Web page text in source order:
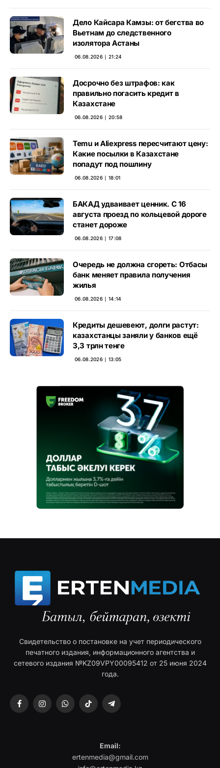
Дело Кайсара Камзы: от бегства во
Вьетнам до следственного
изолятора Астаны
06.08.2026 ∣ 21:24
Досрочно без штрафов: как
правильно погасить кредит в
Казахстане
06.08.2026 ∣ 20:58
Temu и Aliexpress пересчитают цену:
Какие посылки в Казахстане
попадут под пошлину
06.08.2026 ∣ 18:01
БАКАД удваивает ценник. С 16
августа проезд по кольцевой дороге
станет дороже
06.08.2026 ∣ 17:08
Очередь не должна сгореть: Отбасы
банк меняет правила получения
жилья
06.08.2026 ∣ 14:14
Кредиты дешевеют, долги растут:
казахстанцы заняли у банков ещё
3,3 трлн тенге
06.08.2026 ∣ 13:05
Свидетельство о постановке на учет периодического
печатного издания, информационного агентства и
сетевого издания №KZ09VPY00095412 от 25 июня 2024
года.
FacebookInstagramWhatsAppTikTok Telegram
Email:
ertenmedia@gmail.com